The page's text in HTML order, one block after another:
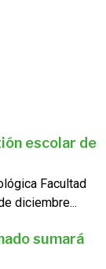
escolar de
Facultad
diciembre...
sumará